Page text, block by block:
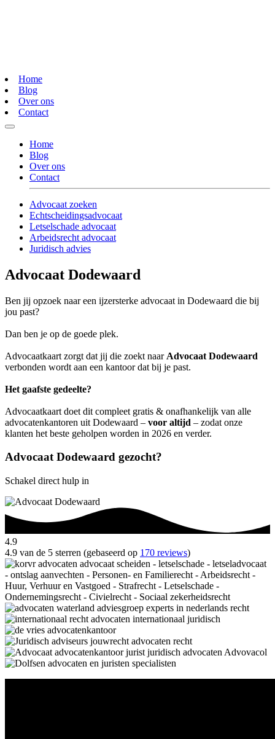
Home
Blog
Over ons
Contact
Home
Blog
Over ons
Contact
Advocaat zoeken
Echtscheidingsadvocaat
Letselschade advocaat
Arbeidsrecht advocaat
Juridisch advies
Advocaat Dodewaard
Ben jij opzoek naar een ijzersterke advocaat in Dodewaard die bij
jou past?
Dan ben je op de goede plek.
Advocaatkaart zorgt dat jij die zoekt naar Advocaat Dodewaard
verbonden wordt aan een kantoor dat bij je past.
Het gaafste gedeelte?
Advocaatkaart doet dit compleet gratis & onafhankelijk van alle
advocatenkantoren uit Dodewaard – voor altijd – zodat onze
klanten het beste geholpen worden in 2026 en verder.
Advocaat Dodewaard gezocht?
Schakel direct hulp in
4.9
4.9 van de 5 sterren (gebaseerd op 170 reviews)